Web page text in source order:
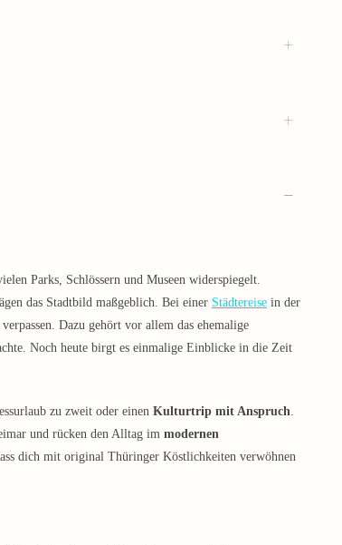
Parks, Schlössern und Museen widerspiegelt.
das Stadtbild maßgeblich. Bei einer Städtereise in der
Dazu gehört vor allem das ehemalige
Noch heute birgt es einmalige Einblicke in die Zeit
zu zweit oder einen Kulturtrip mit Anspruch
und rücken den Alltag im modernen
dich mit original Thüringer Köstlichkeiten verwöhnen